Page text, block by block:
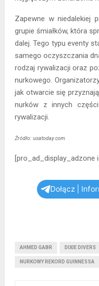
Zapewne w niedalekiej
grupie śmiałków, która
dalej. Tego typu eventy
samego oczyszczania
rodzaj rywalizacji oraz
nurkowego.
jak otwarcie się
nurków z innych
rywalizacji.
Źródło: usatoday.com
[pro_ad_display_adzone
Dołącz |
AHMED GABR DIXIE DIVERS
NURKOWY REKORD GUINNESSA